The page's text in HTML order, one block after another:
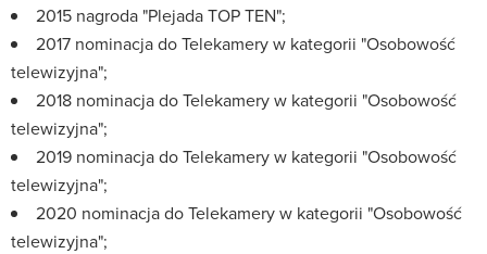
2015 nagroda "Plejada TOP TEN";
2017 nominacja do Telekamery w kategorii "Osobowość
telewizyjna";
2018 nominacja do Telekamery w kategorii "Osobowość
telewizyjna";
2019 nominacja do Telekamery w kategorii "Osobowość
telewizyjna";
2020 nominacja do Telekamery w kategorii "Osobowość
telewizyjna";